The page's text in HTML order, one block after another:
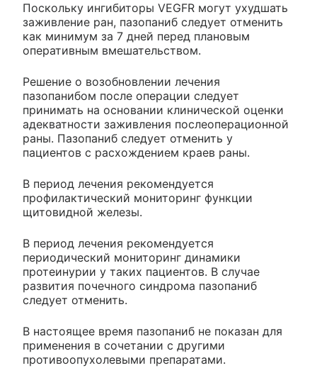
Поскольку ингибиторы VEGFR могут ухудшать
заживление ран, пазопаниб следует отменить
как минимум за 7 дней перед плановым
оперативным вмешательством.
Решение о возобновлении лечения
пазопанибом после операции следует
принимать на основании клинической оценки
адекватности заживления послеоперационной
раны. Пазопаниб следует отменить у
пациентов с расхождением краев раны.
В период лечения рекомендуется
профилактический мониторинг функции
щитовидной железы.
В период лечения рекомендуется
периодический мониторинг динамики
протеинурии у таких пациентов. В случае
развития почечного синдрома пазопаниб
следует отменить.
В настоящее время пазопаниб не показан для
применения в сочетании с другими
противоопухолевыми препаратами.